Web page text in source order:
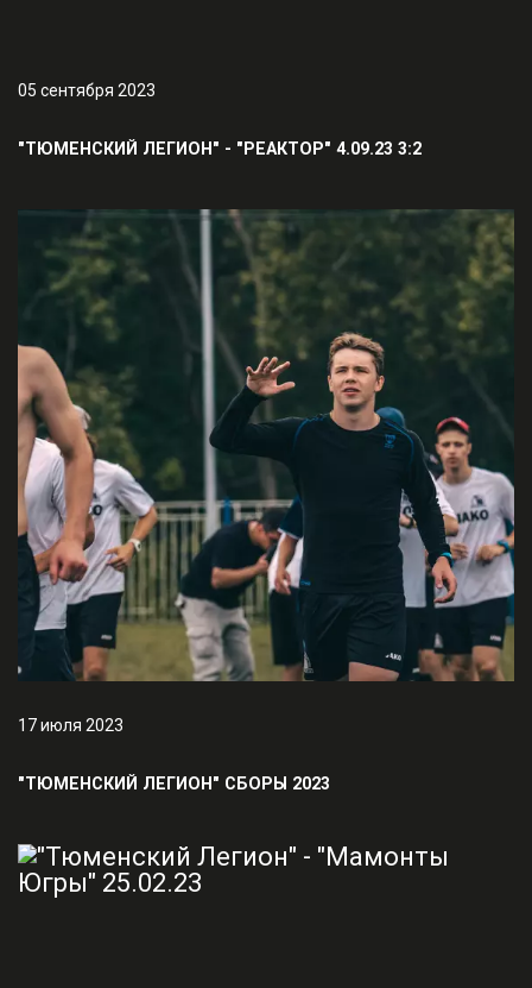
05 сентября 2023
"ТЮМЕНСКИЙ ЛЕГИОН" - "РЕАКТОР" 4.09.23 3:2
17 июля 2023
"ТЮМЕНСКИЙ ЛЕГИОН" СБОРЫ 2023